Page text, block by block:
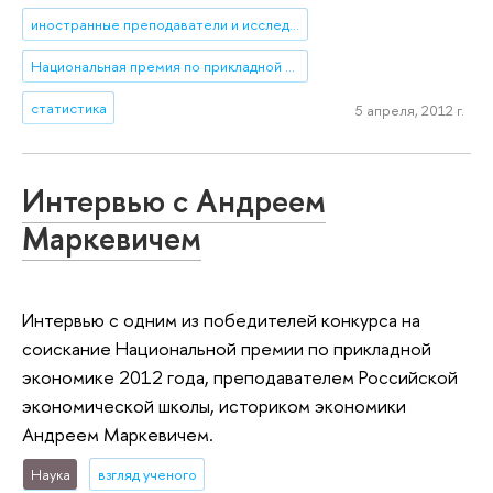
иностранные преподаватели и исследователи
Национальная премия по прикладной экономике
статистика 5 апреля, 2012 г.
Интервью с Андреем
Маркевичем
Интервью с одним из победителей конкурса на
соискание Национальной премии по прикладной
экономике 2012 года, преподавателем Российской
экономической школы, историком экономики
Андреем Маркевичем.
Наука взгляд ученого